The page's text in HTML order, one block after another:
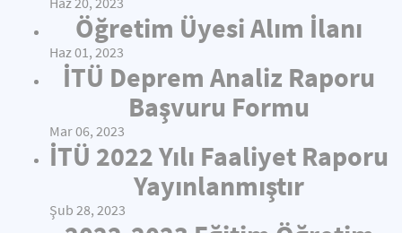
Öğretim Üyesi Alım İlanı
Haz 01, 2023
İTÜ Deprem Analiz Raporu
Başvuru Formu
Mar 06, 2023
İTÜ 2022 Yılı Faaliyet Raporu
Yayınlanmıştır
Şub 28, 2023